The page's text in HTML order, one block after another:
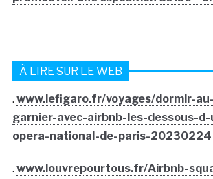
À LIRE SUR LE WEB
. www.lefigaro.fr/voyages/dormir-
garnier-avec-airbnb-les-dessous-
opera-national-de-paris-20230224
. www.louvrepourtous.fr/Airbnb-